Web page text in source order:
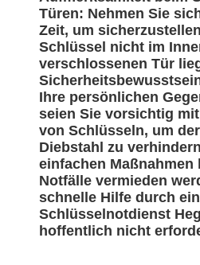
Türen: Nehmen Sie
Zeit, um
Schlüssel nicht im
verschlossenen Tür
Ihre persönlichen
seien Sie vorsichtig
von Schlüsseln, um
Diebstahl zu
einfachen Maßnahmen
Notfälle vermieden
schnelle Hilfe durch
Schlüsselnotdienst
hoffentlich nicht